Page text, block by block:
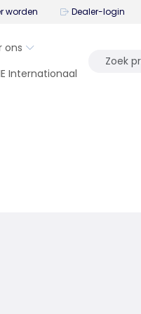
worden Dealer-login
ons
Internationaal